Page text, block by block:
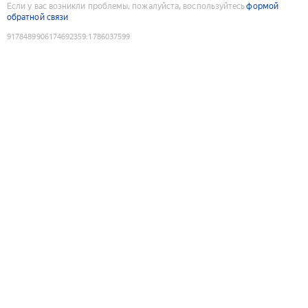
Если у вас возникли проблемы, пожалуйста, воспользуйтесьформой
обратной связи
9178489906174692359:1786037599